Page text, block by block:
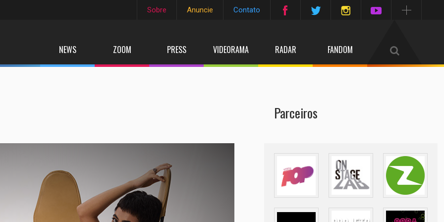
Sobre Anuncie Contato
NEWS ZOOM PRESS VIDEORAMA RADAR FANDOM
Parceiros